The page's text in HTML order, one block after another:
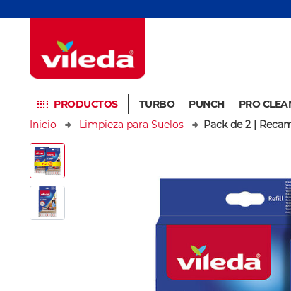
PRODUCTOS TURBO PUNCH PRO
Inicio
Limpieza para Suelos Pack de 2 |